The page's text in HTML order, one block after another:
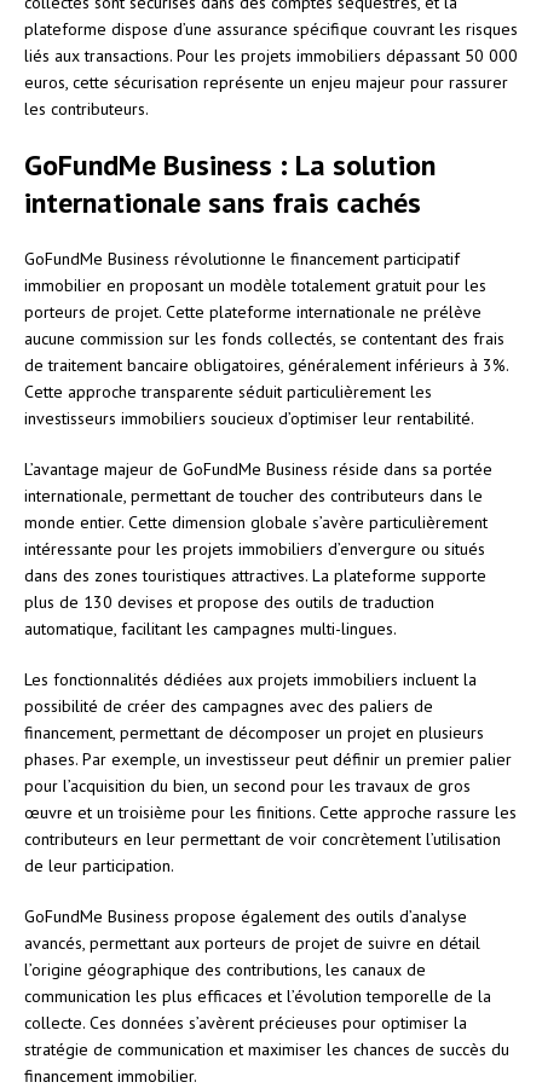
plateforme dispose d’une assurance spécifique couvrant les risques
liés aux transactions. Pour les projets immobiliers dépassant 50 000
euros, cette sécurisation représente un enjeu majeur pour rassurer
les contributeurs.
GoFundMe Business : La solution
internationale sans frais cachés
GoFundMe Business révolutionne le financement participatif
immobilier en proposant un modèle totalement gratuit pour les
porteurs de projet. Cette plateforme internationale ne prélève
aucune commission sur les fonds collectés, se contentant des frais
de traitement bancaire obligatoires, généralement inférieurs à 3%.
Cette approche transparente séduit particulièrement les
investisseurs immobiliers soucieux d’optimiser leur rentabilité.
L’avantage majeur de GoFundMe Business réside dans sa portée
internationale, permettant de toucher des contributeurs dans le
monde entier. Cette dimension globale s’avère particulièrement
intéressante pour les projets immobiliers d’envergure ou situés
dans des zones touristiques attractives. La plateforme supporte
plus de 130 devises et propose des outils de traduction
automatique, facilitant les campagnes multi-lingues.
Les fonctionnalités dédiées aux projets immobiliers incluent la
possibilité de créer des campagnes avec des paliers de
financement, permettant de décomposer un projet en plusieurs
phases. Par exemple, un investisseur peut définir un premier palier
pour l’acquisition du bien, un second pour les travaux de gros
œuvre et un troisième pour les finitions. Cette approche rassure les
contributeurs en leur permettant de voir concrètement l’utilisation
de leur participation.
GoFundMe Business propose également des outils d’analyse
avancés, permettant aux porteurs de projet de suivre en détail
l’origine géographique des contributions, les canaux de
communication les plus efficaces et l’évolution temporelle de la
collecte. Ces données s’avèrent précieuses pour optimiser la
stratégie de communication et maximiser les chances de succès du
financement immobilier.